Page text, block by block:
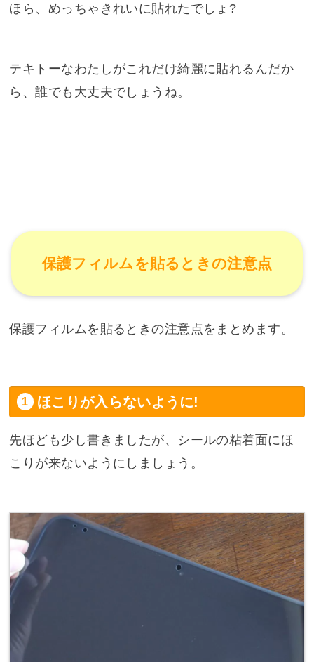
ほら、めっちゃきれいに貼れたでしょ?
テキトーなわたしがこれだけ綺麗に貼れるんだか
ら、誰でも大丈夫でしょうね。
保護フィルムを貼るときの注意点
保護フィルムを貼るときの注意点をまとめます。
ほこりが入らないように!
先ほども少し書きましたが、シールの粘着面にほ
こりが来ないようにしましょう。